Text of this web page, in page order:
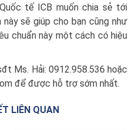
tế ICB muốn chia sẻ tới
sẽ giúp cho bạn cũng như
chuẩn này một cách có hiệu
Ms. Hải: 0912.958.536 hoặc
để được hỗ trợ sớm nhất.
LIÊN QUAN